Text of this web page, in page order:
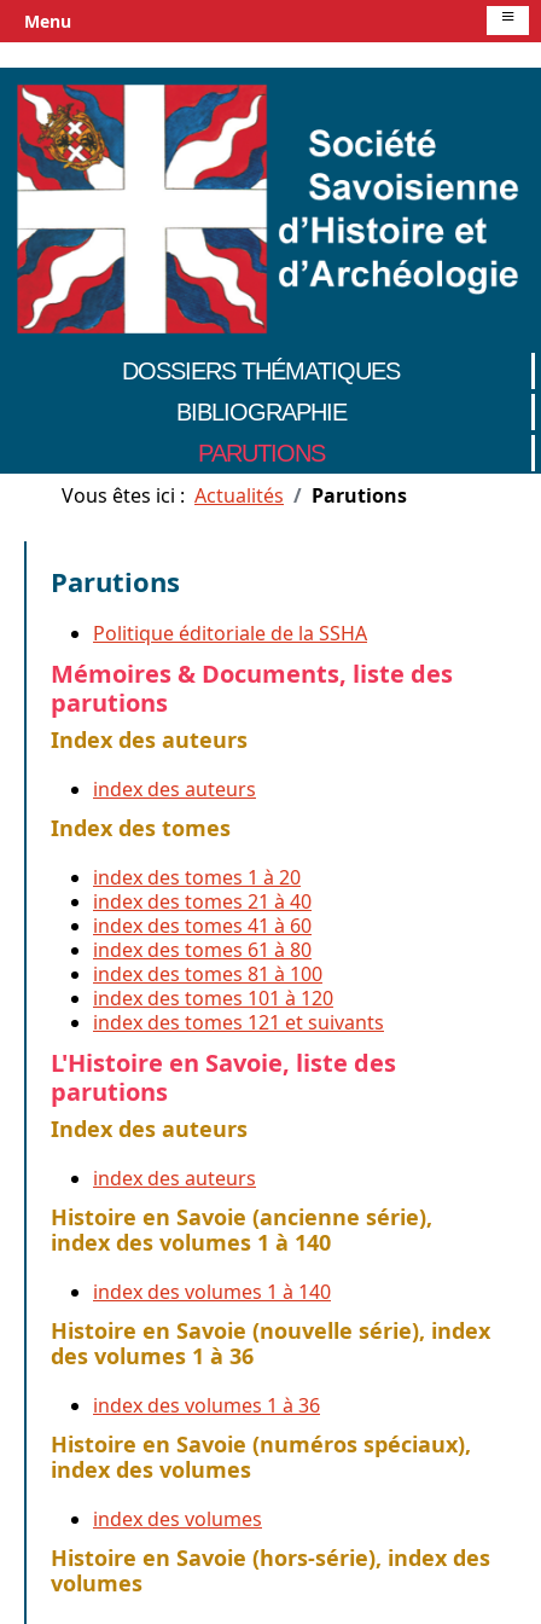
DOSSIERS THÉMATIQUES
BIBLIOGRAPHIE
PARUTIONS
Vous êtes ici : Actualités Parutions
Parutions
Politique éditoriale de la SSHA
Mémoires & Documents, liste des
parutions
Index des auteurs
index des auteurs
Index des tomes
index des tomes 1 à 20
index des tomes 21 à 40
index des tomes 41 à 60
index des tomes 61 à 80
index des tomes 81 à 100
index des tomes 101 à 120
index des tomes 121 et suivants
L'Histoire en Savoie, liste des
parutions
Index des auteurs
index des auteurs
Histoire en Savoie (ancienne série),
index des volumes 1 à 140
index des volumes 1 à 140
Histoire en Savoie (nouvelle série), index
des volumes 1 à 36
index des volumes 1 à 36
Histoire en Savoie (numéros spéciaux),
index des volumes
index des volumes
Histoire en Savoie (hors-série), index des
volumes
Menu ≡